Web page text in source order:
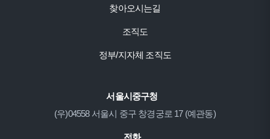
찾아오시는길
조직도
정부/지자체 조직도
서울시중구청
(우)04558 서울시 중구 창경궁로 17 (예관동)
전화